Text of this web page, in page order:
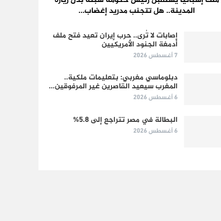
المدينة.. هل تتجنب مدريد إغضاب…
إصابات لا تُرى.. حرب إيران تعيد فتح ملف
أدمغة الجنود الأمريكيين
7 أغسطس 2026
دبلوماسي مغربي: بتعليمات ملكية..
المغرب سيعيد القاصرين غير المرفوقين…
6 أغسطس 2026
البطالة في مصر تتراجع إلى 5.8%
6 أغسطس 2026